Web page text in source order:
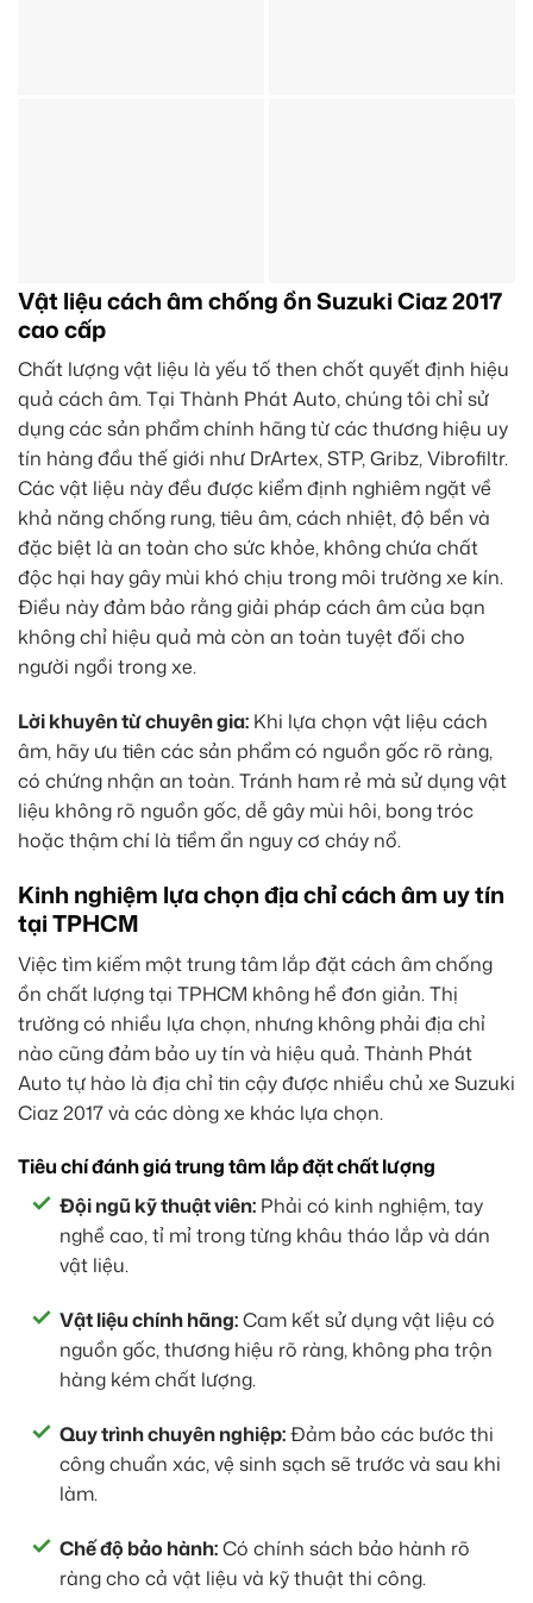
Vật liệu cách âm chống ồn Suzuki Ciaz 2017
cao cấp
Chất lượng vật liệu là yếu tố then chốt quyết định hiệu
quả cách âm. Tại Thành Phát Auto, chúng tôi chỉ sử
dụng các sản phẩm chính hãng từ các thương hiệu uy
tín hàng đầu thế giới như DrArtex, STP, Gribz, Vibrofiltr.
Các vật liệu này đều được kiểm định nghiêm ngặt về
khả năng chống rung, tiêu âm, cách nhiệt, độ bền và
đặc biệt là an toàn cho sức khỏe, không chứa chất
độc hại hay gây mùi khó chịu trong môi trường xe kín.
Điều này đảm bảo rằng giải pháp cách âm của bạn
không chỉ hiệu quả mà còn an toàn tuyệt đối cho
người ngồi trong xe.
Lời khuyên từ chuyên gia: Khi lựa chọn vật liệu cách
âm, hãy ưu tiên các sản phẩm có nguồn gốc rõ ràng,
có chứng nhận an toàn. Tránh ham rẻ mà sử dụng vật
liệu không rõ nguồn gốc, dễ gây mùi hôi, bong tróc
hoặc thậm chí là tiềm ẩn nguy cơ cháy nổ.
Kinh nghiệm lựa chọn địa chỉ cách âm uy tín
tại TPHCM
Việc tìm kiếm một trung tâm lắp đặt cách âm chống
ồn chất lượng tại TPHCM không hề đơn giản. Thị
trường có nhiều lựa chọn, nhưng không phải địa chỉ
nào cũng đảm bảo uy tín và hiệu quả. Thành Phát
Auto tự hào là địa chỉ tin cậy được nhiều chủ xe Suzuki
Ciaz 2017 và các dòng xe khác lựa chọn.
Tiêu chí đánh giá trung tâm lắp đặt chất lượng
Đội ngũ kỹ thuật viên: Phải có kinh nghiệm, tay
nghề cao, tỉ mỉ trong từng khâu tháo lắp và dán
vật liệu.
Vật liệu chính hãng:Cam kết sử dụng vật liệu có
nguồn gốc, thương hiệu rõ ràng, không pha trộn
hàng kém chất lượng.
Quy trình chuyên nghiệp:Đảm bảo các bước thi
công chuẩn xác, vệ sinh sạch sẽ trước và sau khi
làm.
Chế độ bảo hành:Có chính sách bảo hành rõ
ràng cho cả vật liệu và kỹ thuật thi công.